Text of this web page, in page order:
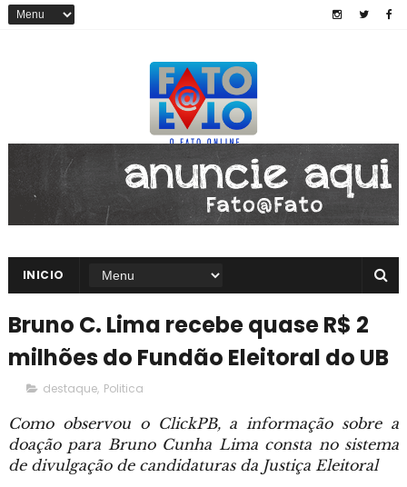
INICIO
Bruno C. Lima recebe quase R$ 2
milhões do Fundão Eleitoral do UB
destaque, Politica
Como observou o ClickPB, a informação sobre a
doação para Bruno Cunha Lima consta no sistema
de divulgação de candidaturas da Justiça Eleitoral